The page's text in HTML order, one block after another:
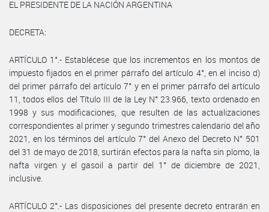
EL PRESIDENTE DE LA NACIÓN ARGENTINA
DECRETA:
ARTÍCULO 1°.- Establécese que los incrementos en los montos de
impuesto fijados en el primer párrafo del artículo 4°, en el inciso d)
del primer párrafo del artículo 7° y en el primer párrafo del artículo
11, todos ellos del Título III de la Ley N° 23.966, texto ordenado en
1998 y sus modificaciones, que resulten de las actualizaciones
correspondientes al primer y segundo trimestres calendario del año
2021, en los términos del artículo 7° del Anexo del Decreto N° 501
del 31 de mayo de 2018, surtirán efectos para la nafta sin plomo, la
nafta virgen y el gasoil a partir del 1° de diciembre de 2021,
inclusive.
ARTÍCULO 2°.- Las disposiciones del presente decreto entrarán en